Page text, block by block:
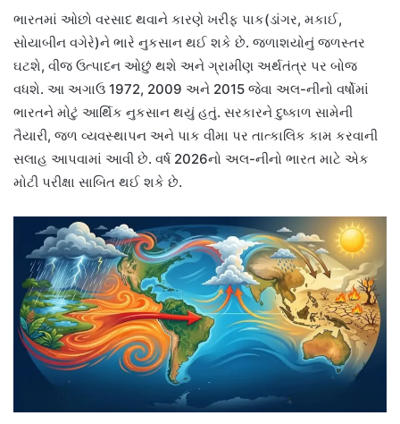
ભારતમાં ઓછો વરસાદ થવાને કારણે ખરીફ પાક(ડાંગર, મકાઈ,
સોયાબીન વગેરે)ને ભારે નુકસાન થઈ શકે છે. જળાશયોનું જળસ્તર
ઘટશે, વીજ ઉત્પાદન ઓછું થશે અને ગ્રામીણ અર્થતંત્ર પર બોજ
વધશે. આ અગાઉ 1972, 2009 અને 2015 જેવા અલ-નીનો વર્ષોમાં
ભારતને મોટું આર્થિક નુકસાન થયું હતું. સરકારને દુષ્કાળ સામેની
તૈયારી, જળ વ્યવસ્થાપન અને પાક વીમા પર તાત્કાલિક કામ કરવાની
સલાહ આપવામાં આવી છે. વર્ષ 2026નો અલ-નીનો ભારત માટે એક
મોટી પરીક્ષા સાબિત થઈ શકે છે.